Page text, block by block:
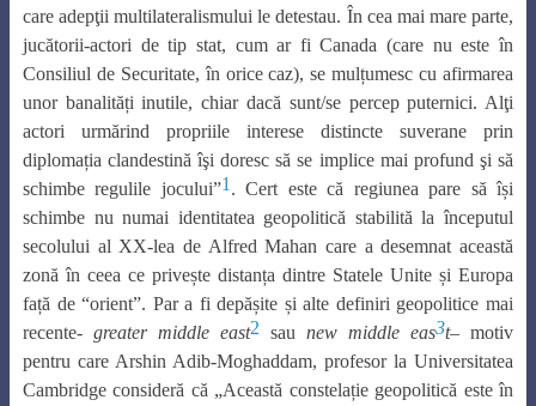
care adepţii multilateralismului le detestau. În cea mai mare parte,
jucătorii-actori de tip stat, cum ar fi Canada (care nu este în
Consiliul de Securitate, în orice caz), se mulțumesc cu afirmarea
unor banalități inutile, chiar dacă sunt/se percep puternici. Alţi
actori urmărind propriile interese distincte suverane prin
diplomația clandestină îşi doresc să se implice mai profund şi să
schimbe regulile jocului”1 . Cert este că regiunea pare să își
schimbe nu numai identitatea geopolitică stabilită la începutul
secolului al XX-lea de Alfred Mahan care a desemnat această
zonă în ceea ce privește distanța dintre Statele Unite și Europa
față de “orient”. Par a fi depășite și alte definiri geopolitice mai
recente- greater middle east2 saunew middle eas3t– motiv
pentru care Arshin Adib-Moghaddam, profesor la Universitatea
Cambridge consideră că „Această constelație geopolitică este în